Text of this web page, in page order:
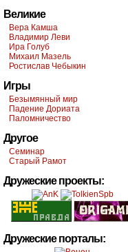
Великие
Вера Камша
Владимир Леви
Ира Голуб
Михаил Мазель
Ростислав Чебыкин
Игры
Безымянный мир
Падение Дориата
Паломничество
Другое
Семинар
Старый Рамот
Дружеские проекты:
Дружеские порталы: